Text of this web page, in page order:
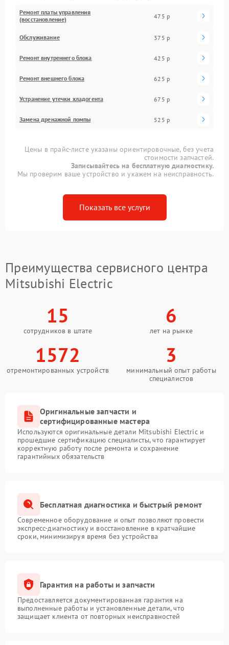
Ремонт платы управления
(восстановление)
475 р
Обслуживание 375 р
Ремонт внутреннего блока 425 р
Ремонт внешнего блока 625 р
Устранение утечки хладогента 675 р
Замена дренажной помпы 525 р
Цены в прайс-листе указаны ориентировочные, без учета
стоимости запчастей.
Записывайтесь на бесплатную диагностику.
Мы проверим ваше устройство и укажем на неисправность.
Показать все услуги
Преимущества сервисного центра
Mitsubishi Electric
15
сотрудников в штате
6
лет на рынке
1572
отремонтированных устройств
3
минимальный опыт работы
специалистов
Оригинальные запчасти и
сертифицированные мастера
Используются оригинальные детали Mitsubishi Electric и
прошедшие сертификацию специалисты, что гарантирует
корректную работу после ремонта и сохранение
гарантийных обязательств
Бесплатная диагностика и быстрый ремонт
Современное оборудование и опыт позволяют провести
экспресс-диагностику и восстановление в кратчайшие
сроки, минимизируя время без устройства
Гарантия на работы и запчасти
Предоставляется документированная гарантия на
выполненные работы и установленные детали, что
защищает клиента от повторных неисправностей